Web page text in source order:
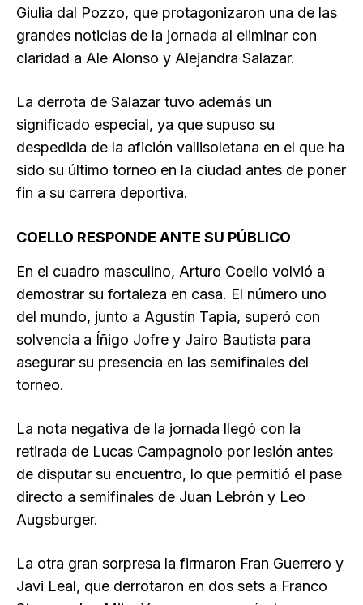
Giulia dal Pozzo, que protagonizaron una de las
grandes noticias de la jornada al eliminar con
claridad a Ale Alonso y Alejandra Salazar.
La derrota de Salazar tuvo además un
significado especial, ya que supuso su
despedida de la afición vallisoletana en el que ha
sido su último torneo en la ciudad antes de poner
fin a su carrera deportiva.
COELLO RESPONDE ANTE SU PÚBLICO
En el cuadro masculino, Arturo Coello volvió a
demostrar su fortaleza en casa. El número uno
del mundo, junto a Agustín Tapia, superó con
solvencia a Íñigo Jofre y Jairo Bautista para
asegurar su presencia en las semifinales del
torneo.
La nota negativa de la jornada llegó con la
retirada de Lucas Campagnolo por lesión antes
de disputar su encuentro, lo que permitió el pase
directo a semifinales de Juan Lebrón y Leo
Augsburger.
La otra gran sorpresa la firmaron Fran Guerrero y
Javi Leal, que derrotaron en dos sets a Franco